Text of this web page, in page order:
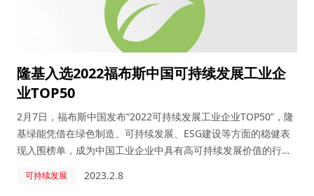
隆基入选2022福布斯中国可持续发展工业企
业TOP50
2月7日，福布斯中国发布“2022可持续发展工业企业TOP50”，隆
基绿能凭借在绿色制造、可持续发展、ESG建设等方面的稳健表
现入围榜单，成为中国工业企业中具有高可持续发展价值的行业
可持续发展 2023.2.8